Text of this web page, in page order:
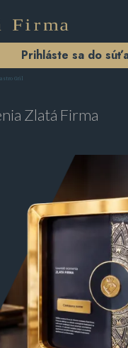
Prihláste sa do
Gril
Zlatá Firma